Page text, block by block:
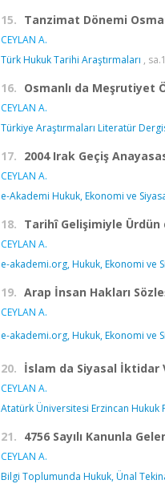
15. Tanzimat Dönemi
CEYLAN A.
Türk Hukuk Tarihi Araştırmaları ,
16. Osmanlı da Meşrutiyet
CEYLAN A.
Türkiye Araştırmaları Literatür
17. 2004 Irak Geçiş
CEYLAN A.
e-Akademi Hukuk, Ekonomi ve
18. Tarihî Gelişimiyle
CEYLAN A.
e-akademi.org, Hukuk, Ekonomi ve
19. Arap İnsan Hakları
CEYLAN A.
e-akademi.org, Hukuk, Ekonomi ve
20. İslam da Siyasal İktidar
CEYLAN A.
Atatürk Üniversitesi Erzincan Hukuk
21. 4756 Sayılı Kanunla
CEYLAN A.
Bilgi Toplumunda Hukuk, Ünal